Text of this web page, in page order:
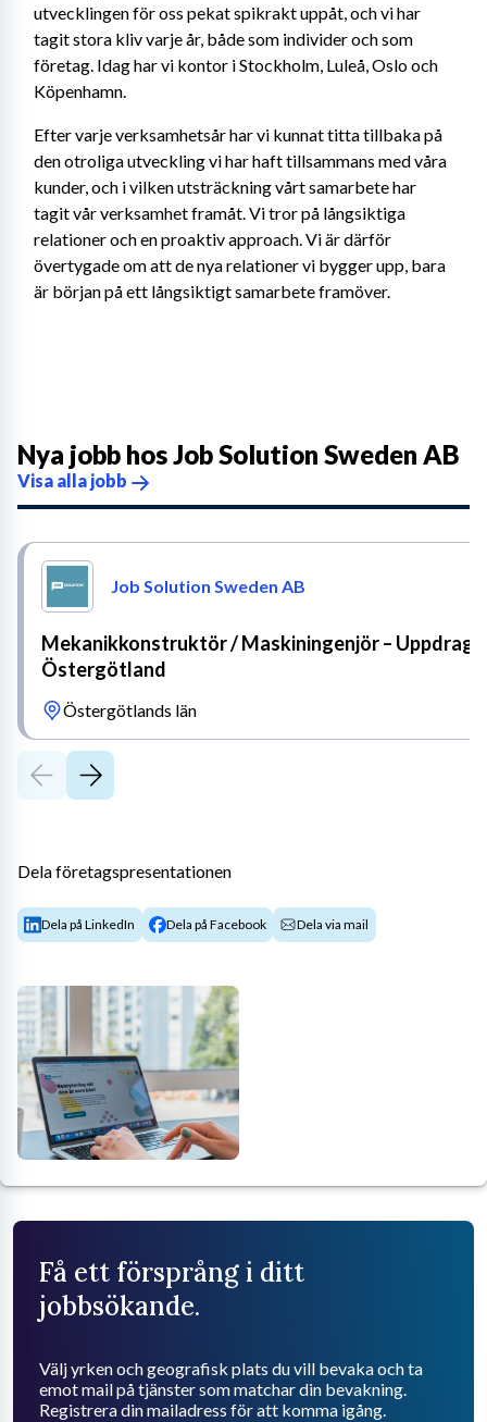
utvecklingen för oss pekat spikrakt uppåt, och vi har
tagit stora kliv varje år, både som individer och som
företag. Idag har vi kontor i Stockholm, Luleå, Oslo och
Köpenhamn.
Efter varje verksamhetsår har vi kunnat titta tillbaka på
den otroliga utveckling vi har haft tillsammans med våra
kunder, och i vilken utsträckning vårt samarbete har
tagit vår verksamhet framåt. Vi tror på långsiktiga
relationer och en proaktiv approach. Vi är därför
övertygade om att de nya relationer vi bygger upp, bara
är början på ett långsiktigt samarbete framöver.
Nya jobb hosJob Solution Sweden AB
Visa alla jobb
Job Solution Sweden AB
Mekanikkonstruktör / Maskiningenjör – Uppdrag i
Östergötland
Östergötlands län
Dela företagspresentationen
Dela på LinkedIn Dela på Facebook Dela via mail
Få ett försprång i ditt
jobbsökande.
Välj yrken och geografisk plats du vill bevaka och ta
emot mail på tjänster som matchar din bevakning.
Registrera din mailadress för att komma igång.